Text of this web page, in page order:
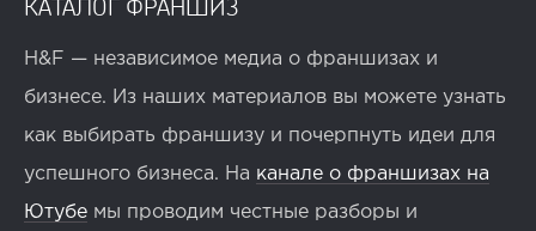
КАТАЛОГ ФРАНШИЗ
H&F — независимое медиа о франшизах и
бизнесе. Из наших материалов вы можете узнать
как выбирать франшизу и почерпнуть идеи для
успешного бизнеса. На канале о франшизах на
Ютубе мы проводим честные разборы и